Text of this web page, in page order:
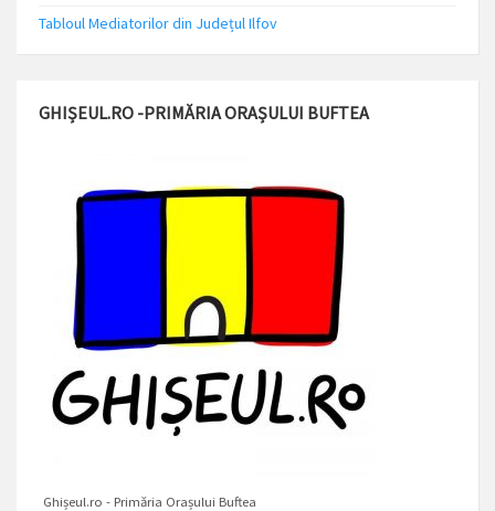
Tabloul Mediatorilor din Județul Ilfov
GHIȘEUL.RO -PRIMĂRIA ORAȘULUI BUFTEA
Ghișeul.ro - Primăria Orașului Buftea